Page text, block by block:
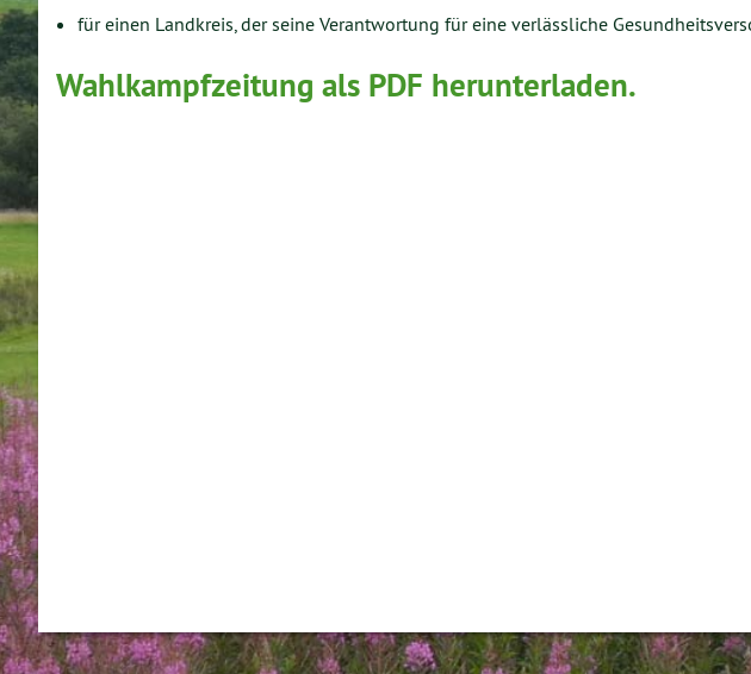
für einen Landkreis, der seine Verantwortung für eine verlässliche
Wahlkampfzeitung als PDF herunterladen.